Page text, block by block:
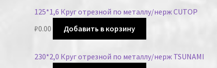
125*1,6 Круг отрезной по металлу/нерж CUTOP
₽0.00 Добавить в корзину
230*2,0 Круг отрезной по металлу/нерж TSUNAMI